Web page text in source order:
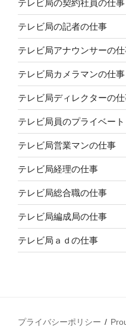
テレビ局の契約社員の仕事
テレビ局の記者の仕事
テレビ局アナウンサーの
テレビ局カメラマンの仕事
テレビ局ディレクターの
テレビ局員のプライベート
テレビ局営業マンの仕事
テレビ局経理の仕事
テレビ局総合職の仕事
テレビ局編成局の仕事
テレビ局ａｄの仕事
プライバシーポリシー